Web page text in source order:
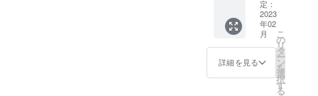
た。
販売はもち
ろん、材料
の選定、商
格9,800
円(送
料、消
費税込
み)の
20%off
寸法:
定：
2023
年02
月
詳細を見る
こ
の
リ
タ
ー
ン
を
選
択
す
る